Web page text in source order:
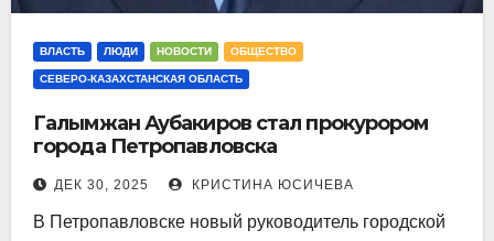
ВЛАСТЬ ЛЮДИ НОВОСТИ ОБЩЕСТВО
СЕВЕРО-КАЗАХСТАНСКАЯ ОБЛАСТЬ
Галымжан Аубакиров стал прокурором
города Петропавловска
ДЕК 30, 2025 КРИСТИНА ЮСИЧЕВА
В Петропавловске новый руководитель городской